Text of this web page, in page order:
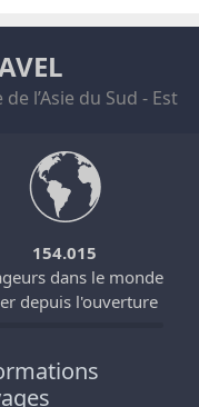
l’Asie du Sud - Est
154.015
dans le monde
depuis l'ouverture